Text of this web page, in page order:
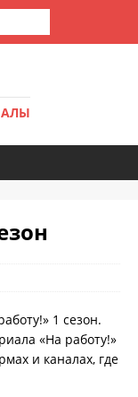
1 сезон.
«На работу!»
и каналах, где